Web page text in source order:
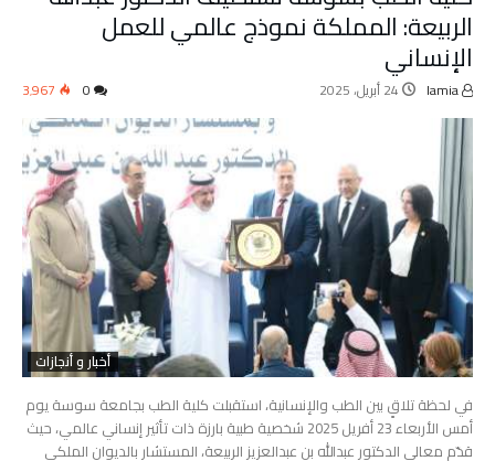
الربيعة: المملكة نموذج عالمي للعمل
الإنساني
24 أبريل، 2025 3٬967
أخبار و أنجازات
في لحظة تلاقٍ بين الطب والإنسانية، استقبلت كلية الطب بجامعة سوسة يوم
أمس الأربعاء 23 أفريل 2025 شخصية طبية بارزة ذات تأثير إنساني عالمي، حيث
قدّم معالي الدكتور عبدالله بن عبدالعزيز الربيعة، المستشار بالديوان الملكي